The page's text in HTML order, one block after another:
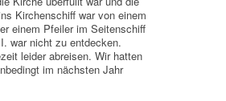
Kirchenschiff war von einem
einem Pfeiler im Seitenschiff
war nicht zu entdecken.
leider abreisen. Wir hatten
im nächsten Jahr